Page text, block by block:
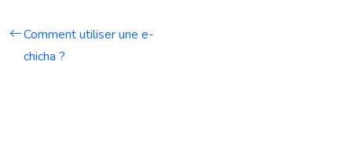
Comment utiliser une e-
chicha ?